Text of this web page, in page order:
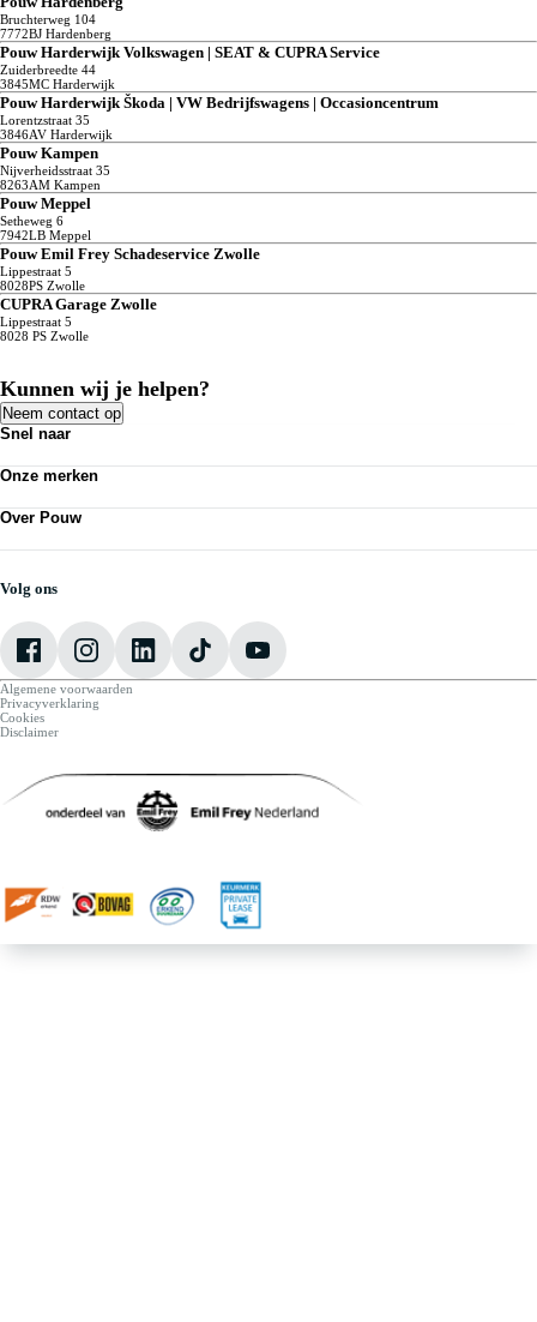
Bruchterweg 104
7772BJ Hardenberg
Pouw Harderwijk Volkswagen | SEAT & CUPRA Service
Zuiderbreedte 44
3845MC Harderwijk
Pouw Harderwijk Škoda | VW Bedrijfswagens | Occasioncentrum
Lorentzstraat 35
3846AV Harderwijk
Pouw Kampen
Nijverheidsstraat 35
8263AM Kampen
Pouw Meppel
Setheweg 6
7942LB Meppel
Pouw Emil Frey Schadeservice Zwolle
Lippestraat 5
8028PS Zwolle
CUPRA Garage Zwolle
Lippestraat 5
8028 PS Zwolle
Kunnen wij je helpen?
Neem contact op
Snel naar
Bedrijfswagens
Nieuws
Vestigingen
Onze merken
Audi
VW Bedrijfswagens
Over Pouw
Over Pouw
Vacatures
Volg ons
Algemene voorwaarden
Privacyverklaring
Cookies
Disclaimer